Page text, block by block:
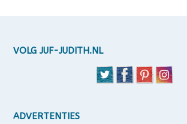
VOLG JUF-JUDITH.NL
ADVERTENTIES